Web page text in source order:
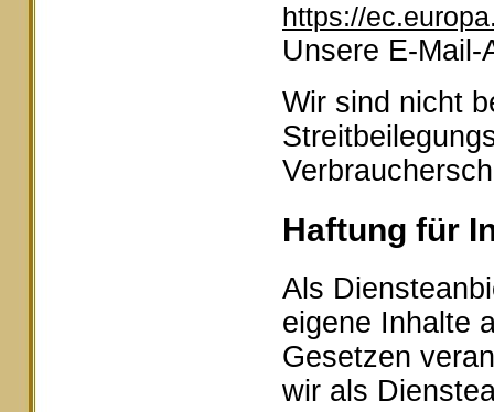
https://
Unsere E-
Wir sind nicht
Haftung für
Als
eigene Inhalte
Gesetzen
wir als